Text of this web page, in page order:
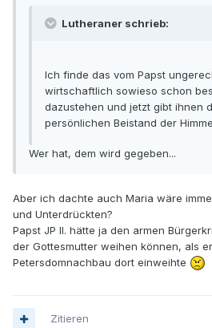
Lutheraner schrieb:
Ich finde das vom Papst
wirtschaftlich sowieso schon
dazustehen und jetzt gibt ihnen
persönlichen Beistand der
Wer hat, dem wird gegeben...
Aber ich dachte auch Maria wäre
und Unterdrückten?
Papst JP II. hätte ja den armen
der Gottesmutter weihen können, als
Petersdomnachbau dort einweihte
Zitieren